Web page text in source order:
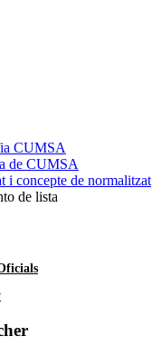
CUMSA
de CUMSA
i concepte de normalitzat
de lista